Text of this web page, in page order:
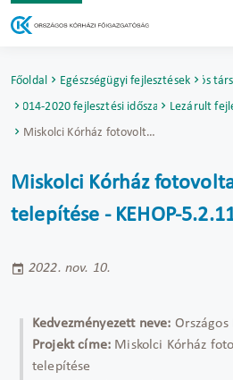
Főoldal Egészségügyi fejlesztésekUniós
2014-2020 fejlesztési időszak Lezárult
Miskolci Kórház fotovoltaikus rendszerek telepítése - KEHOP-5.2.11-16-2017-00138
Miskolci Kórház
telepítése - KEHOP-
2022. nov. 10.
Kedvezményezett neve: Országos
Projekt címe: Miskolci Kórház
telepítése